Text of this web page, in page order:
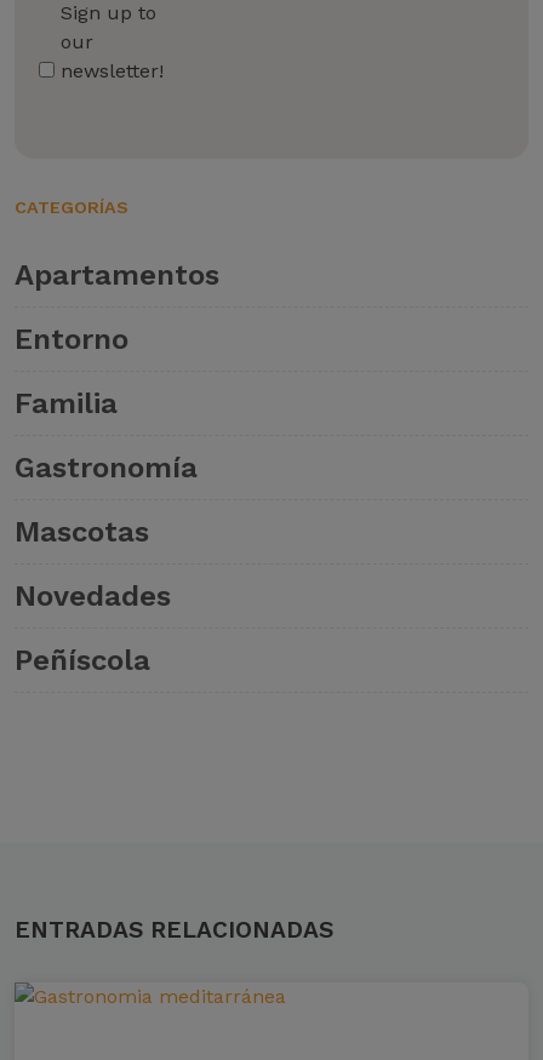
Sign up to
our
newsletter!
CATEGORÍAS
Apartamentos
Entorno
Familia
Gastronomía
Mascotas
Novedades
Peñíscola
ENTRADAS RELACIONADAS